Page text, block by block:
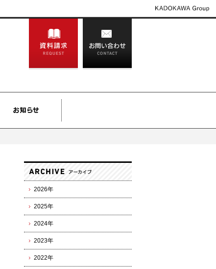
2026年
2025年
2024年
2023年
2022年